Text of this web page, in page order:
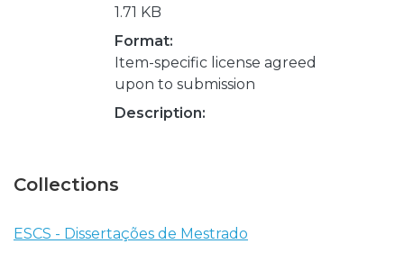
1.71 KB
Format:
Item-specific license agreed
upon to submission
Description:
Collections
ESCS - Dissertações de Mestrado